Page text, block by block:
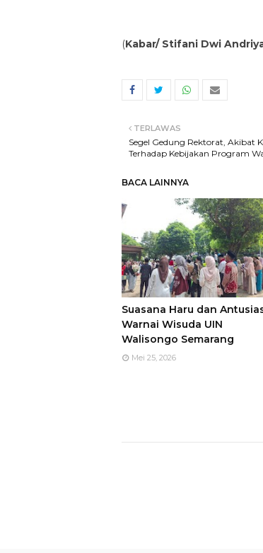
(Kabar/ Stifani Dwi
TERLAWAS
Segel Gedung Rektorat, Akibat
Terhadap Kebijakan Program
BACA LAINNYA
Suasana Haru dan
Warnai Wisuda UIN
Walisongo Semarang
Mei 25, 2026